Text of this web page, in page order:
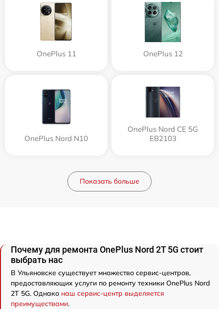
OnePlus 11 OnePlus 12
OnePlus Nord N10
OnePlus Nord CE 5G
EB2103
Показать больше
Почему для ремонта OnePlus Nord 2T 5G стоит
выбрать нас
В Ульяновске существует множество сервис-центров,
предоставляющих услуги по ремонту техники OnePlus Nord
2T 5G. Однако наш сервис-центр выделяется
преимуществами.